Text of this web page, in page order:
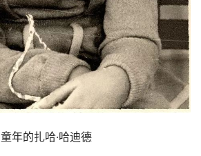
童年的扎哈·哈迪德